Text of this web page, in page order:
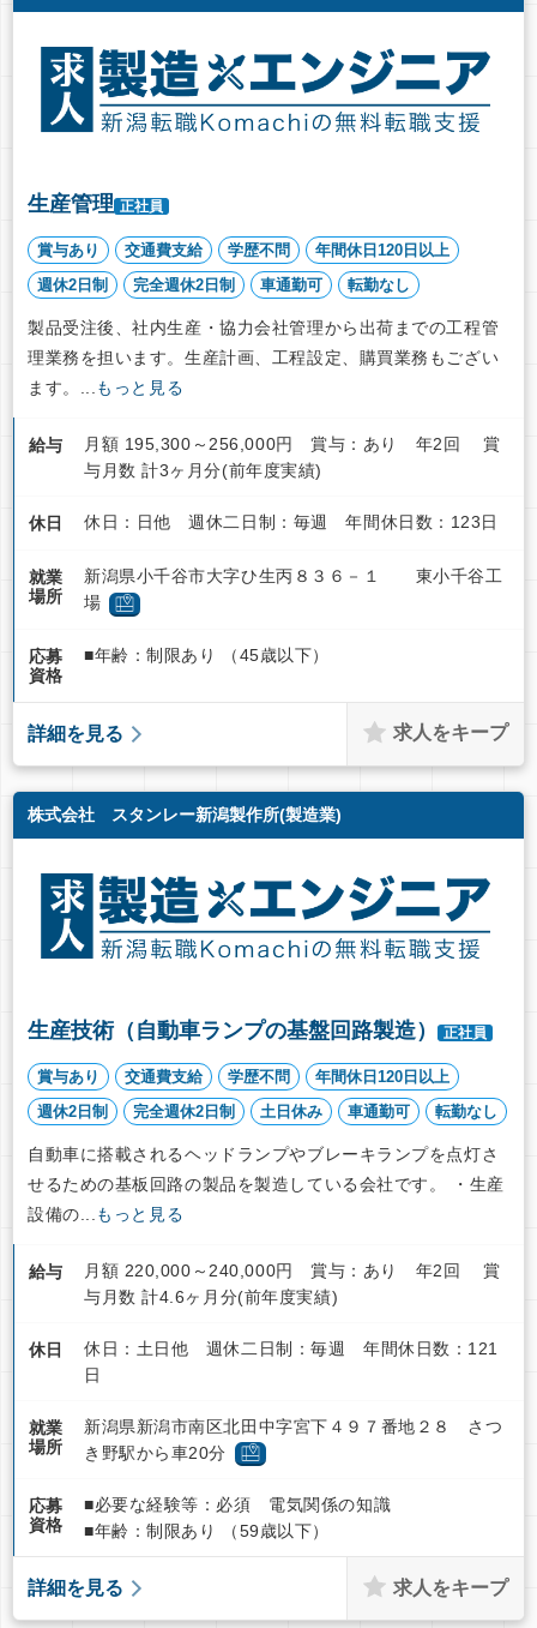
生産管理 正社員
賞与あり 交通費支給 学歴不問
年間休日120日以上
週休2日制
完全週休2日制 車通勤可 転勤なし
製品受注後、社内生産・協力会社管理から出荷までの工程管
理業務を担います。生産計画、工程設定、購買業務もござい
ます。...もっと見る
給与
月額 195,300～256,000円 賞与：あり 年2回 賞
与月数 計3ヶ月分(前年度実績)
休日 休日：日他 週休二日制：毎週 年間休日数：123日
就業
場所
新潟県小千谷市大字ひ生丙８３６－１ 東小千谷工
場
応募
資格
■年齢：制限あり （45歳以下）
詳細を見る 求人をキープ
株式会社 スタンレー新潟製作所(製造業)
生産技術（自動車ランプの基盤回路製造） 正社員
賞与あり 交通費支給 学歴不問
年間休日120日以上
週休2日制
完全週休2日制 土日休み 車通勤可 転勤なし
自動車に搭載されるヘッドランプやブレーキランプを点灯さ
せるための基板回路の製品を製造している会社です。 ・生産
設備の...
もっと見る
給与
月額 220,000～240,000円 賞与：あり 年2回 賞
与月数 計4.6ヶ月分(前年度実績)
休日
休日：土日他 週休二日制：毎週 年間休日数：121
日
就業
場所
新潟県新潟市南区北田中字宮下４９７番地２８ さつ
き野駅から車20分
応募
資格
■必要な経験等：必須 電気関係の知識
■年齢：制限あり （59歳以下）
詳細を見る 求人をキープ